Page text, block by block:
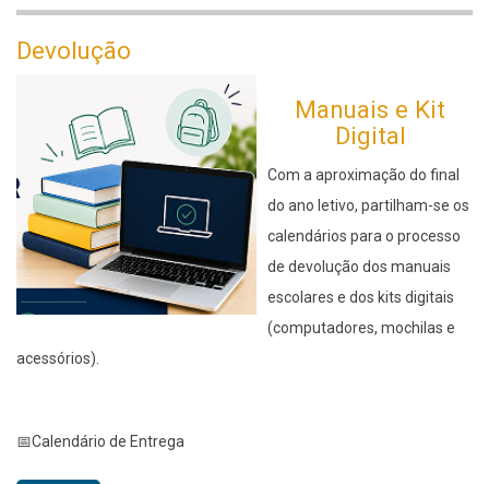
Devolução
Manuais e Kit
Digital
Com a aproximação do final
do ano letivo, partilham-se os
calendários para o processo
de devolução dos manuais
escolares e dos kits digitais
(computadores, mochilas e
acessórios).
📅Calendário de Entrega